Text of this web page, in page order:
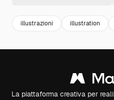
illustrazioni illustration
La piattaforma creativa per